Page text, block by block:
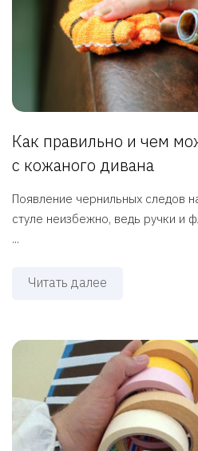
Как правильно и чем
с кожаного дивана
Появление чернильных следов
стуле неизбежно, ведь ручки и
...
Читать далее